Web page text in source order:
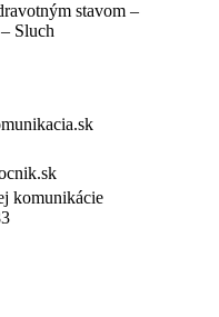
stavom –
Sluch
komunikácie